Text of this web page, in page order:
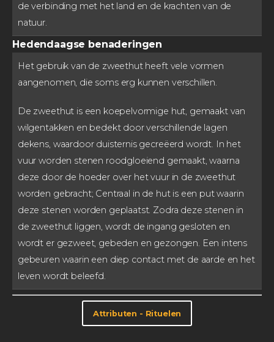
de verbinding met het land en de krachten van de
natuur.
Hedendaagse benaderingen
Het gebruik van de zweethut heeft vele vormen
aangenomen, die soms erg kunnen verschillen.
De zweethut is een koepelvormige hut, gemaakt van
wilgentakken en bedekt door verschillende lagen
dekens, waardoor duisternis gecreëerd wordt. In het
vuur worden stenen roodgloeiend gemaakt, waarna
deze door de hoeder over het vuur in de zweethut
worden gebracht; Centraal in de hut is een put waarin
deze stenen worden geplaatst. Zodra deze stenen in
de zweethut liggen, wordt de ingang gesloten en
wordt er gezweet, gebeden en gezongen. Een intens
gebeuren waarin een diep contact met de aarde en het
leven wordt beleefd.
Attributen - Rituelen